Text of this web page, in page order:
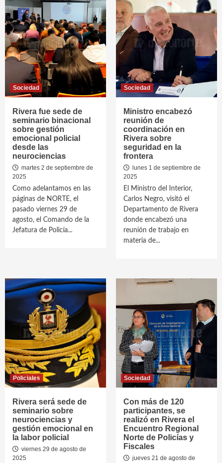
Sociedad
Rivera fue sede de
seminario binacional
sobre gestión
emocional policial
desde las
neurociencias
martes 2 de septiembre de
2025
Como adelantamos en las
páginas de NORTE, el
pasado viernes 29 de
agosto, el Comando de la
Jefatura de Policía...
Sociedad
Ministro encabezó
reunión de
coordinación en
Rivera sobre
seguridad en la
frontera
lunes 1 de septiembre de
2025
El Ministro del Interior,
Carlos Negro, visitó el
Departamento de Rivera
donde encabezó una
reunión de trabajo en
materia de...
Policiales
Rivera será sede de
seminario sobre
neurociencias y
gestión emocional en
la labor policial
viernes 29 de agosto de
2025
Sociedad
Con más de 120
participantes, se
realizó en Rivera el
Encuentro Regional
Norte de Policías y
Fiscales
jueves 21 de agosto de